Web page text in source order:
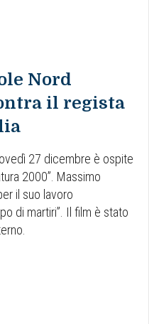
Nord
il regista
27 dicembre è ospite
2000”. Massimo
il suo lavoro
di martiri”. Il film è stato